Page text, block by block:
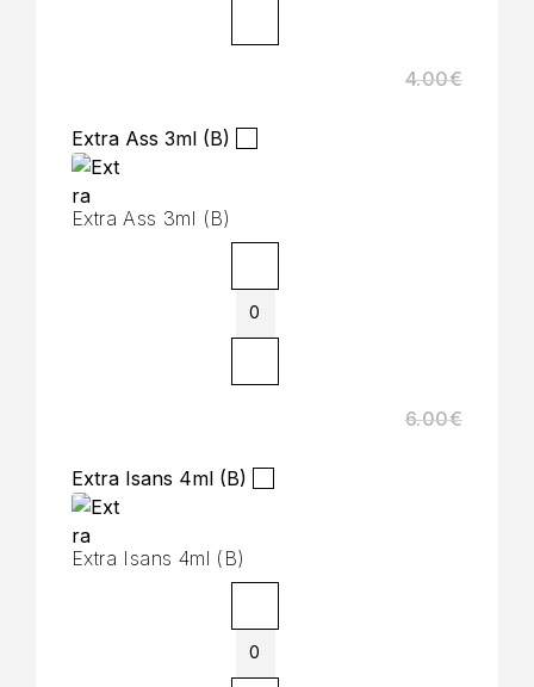
4.00€
Extra Ass 3ml (B)
Extra Ass 3ml (B)
6.00€
Extra Isans 4ml (B)
Extra Isans 4ml (B)